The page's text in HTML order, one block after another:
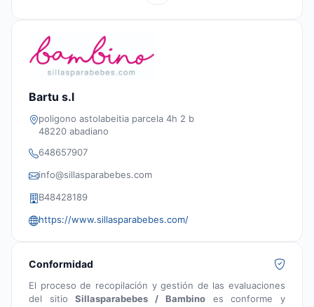
Bartu s.l
poligono astolabeitia parcela 4h 2 b
48220 abadiano
648657907
info@sillasparabebes.com
B48428189
https://www.sillasparabebes.com/
Conformidad
El proceso de recopilación y gestión de las evaluaciones
del sitioSillasparabebes / Bambinoes conforme y